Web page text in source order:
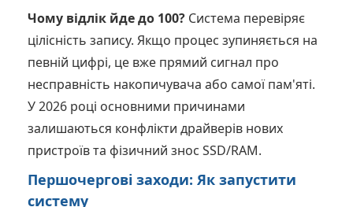
Чому відлік йде до 100? Система перевіряє
цілісність запису. Якщо процес зупиняється на
певній цифрі, це вже прямий сигнал про
несправність накопичувача або самої пам'яті.
У 2026 році основними причинами
залишаються конфлікти драйверів нових
пристроїв та фізичний знос SSD/RAM.
Першочергові заходи: Як запустити
систему